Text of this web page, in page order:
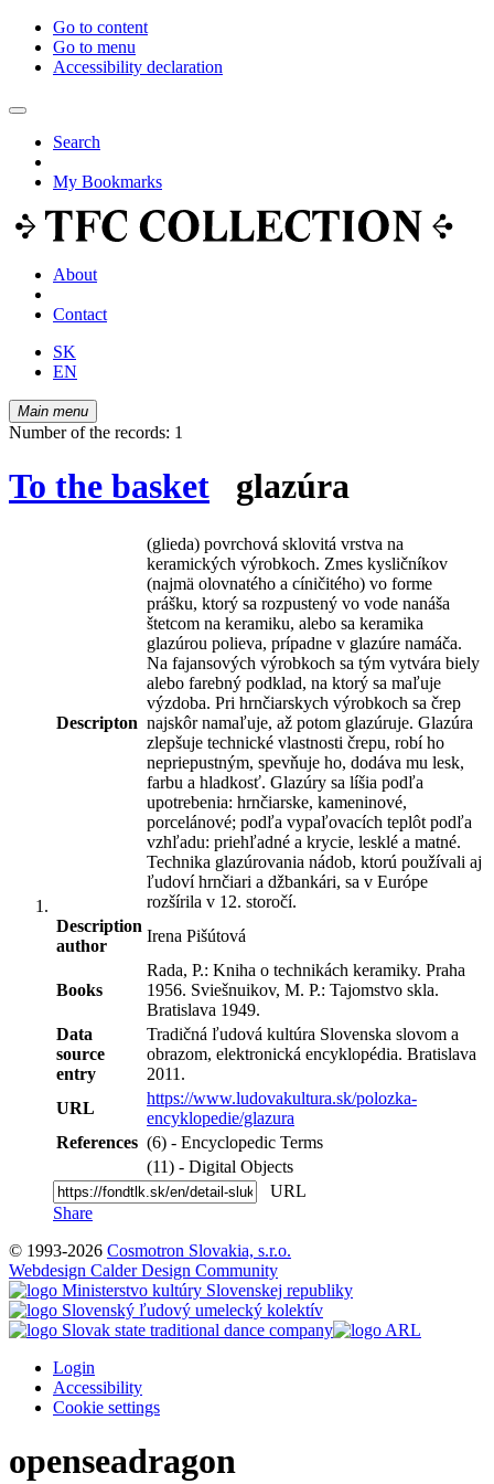
Go to content
Go to menu
Accessibility declaration
Search
My Bookmarks
About
Contact
SK
EN
Main menu
Number of the records: 1
To the basket glazúra
Descripton
(glieda) povrchová sklovitá vrstva na
keramických výrobkoch. Zmes kysličníkov
(najmä olovnatého a cíničitého) vo forme
prášku, ktorý sa rozpustený vo vode nanáša
štetcom na keramiku, alebo sa keramika
glazúrou polieva, prípadne v glazúre namáča.
Na fajansových výrobkoch sa tým vytvára biely
alebo farebný podklad, na ktorý sa maľuje
výzdoba. Pri hrnčiarskych výrobkoch sa črep
najskôr namaľuje, až potom glazúruje. Glazúra
zlepšuje technické vlastnosti črepu, robí ho
nepriepustným, spevňuje ho, dodáva mu lesk,
farbu a hladkosť. Glazúry sa líšia podľa
upotrebenia: hrnčiarske, kameninové,
porcelánové; podľa vypaľovacích teplôt podľa
vzhľadu: priehľadné a krycie, lesklé a matné.
Technika glazúrovania nádob, ktorú používali aj
ľudoví hrnčiari a džbankári, sa v Európe
rozšírila v 12. storočí.
Description
author
Irena Pišútová
Books
Rada, P.: Kniha o technikách keramiky. Praha
1956. Sviešnuikov, M. P.: Tajomstvo skla.
Bratislava 1949.
Data
source
entry
Tradičná ľudová kultúra Slovenska slovom a
obrazom, elektronická encyklopédia. Bratislava
2011.
URL
https://www.ludovakultura.sk/polozka-
encyklopedie/glazura
References (6) - Encyclopedic Terms
(11) - Digital Objects
URL
Share
© 1993-2026 Cosmotron Slovakia, s.r.o.
Webdesign Calder Design Community
Login
Accessibility
Cookie settings
openseadragon